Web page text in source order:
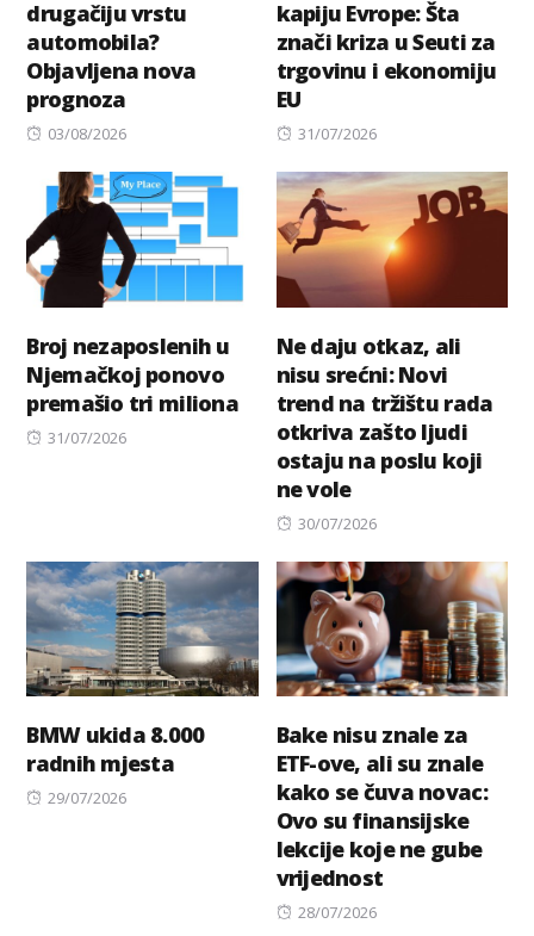
drugačiju vrstu
automobila?
Objavljena nova
prognoza
Posted
03/08/2026
kapiju Evrope: Šta
znači kriza u Seuti za
trgovinu i ekonomiju
EU
Posted
31/07/2026
Broj nezaposlenih u
Njemačkoj ponovo
premašio tri miliona
Posted
31/07/2026
Ne daju otkaz, ali
nisu srećni: Novi
trend na tržištu rada
otkriva zašto ljudi
ostaju na poslu koji
ne vole
Posted
30/07/2026
BMW ukida 8.000
radnih mjesta
Posted
29/07/2026
Bake nisu znale za
ETF-ove, ali su znale
kako se čuva novac:
Ovo su finansijske
lekcije koje ne gube
vrijednost
Posted
28/07/2026